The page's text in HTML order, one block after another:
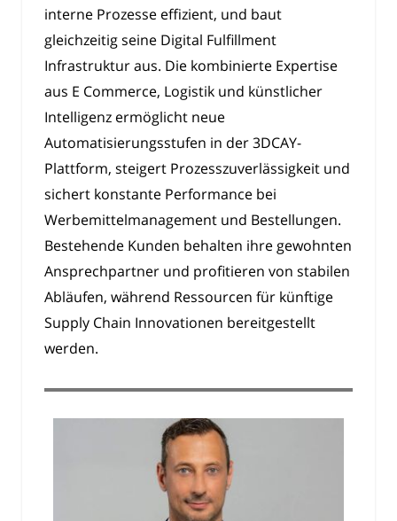
interne Prozesse effizient, und baut
gleichzeitig seine Digital Fulfillment
Infrastruktur aus. Die kombinierte Expertise
aus E Commerce, Logistik und künstlicher
Intelligenz ermöglicht neue
Automatisierungsstufen in der 3DCAY-
Plattform, steigert Prozesszuverlässigkeit und
sichert konstante Performance bei
Werbemittelmanagement und Bestellungen.
Bestehende Kunden behalten ihre gewohnten
Ansprechpartner und profitieren von stabilen
Abläufen, während Ressourcen für künftige
Supply Chain Innovationen bereitgestellt
werden.